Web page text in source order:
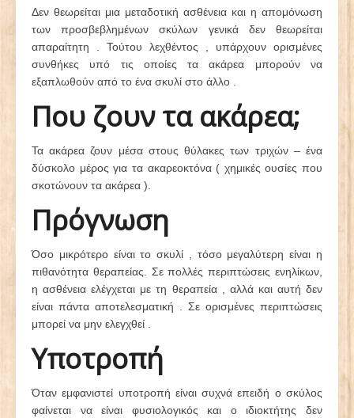
Δεν θεωρείται μια μεταδοτική ασθένεια και η απομόνωση
των προσβεβλημένων σκύλων γενικά δεν θεωρείται
απαραίτητη . Τούτου λεχθέντος , υπάρχουν ορισμένες
συνθήκες υπό τις οποίες τα ακάρεα μπορούν να
εξαπλωθούν από το ένα σκυλί στο άλλο .
Που ζουν τα ακάρεα;
Τα ακάρεα ζουν μέσα στους θύλακες των τριχών – ένα
δύσκολο μέρος για τα ακαρεοκτόνα ( χημικές ουσίες που
σκοτώνουν τα ακάρεα ).
Πρόγνωση
Όσο μικρότερο είναι το σκυλί , τόσο μεγαλύτερη είναι η
πιθανότητα θεραπείας. Σε πολλές περιπτώσεις ενηλίκων,
η ασθένεια ελέγχεται με τη θεραπεία , αλλά και αυτή δεν
είναι πάντα αποτελεσματική . Σε ορισμένες περιπτώσεις
μπορεί να μην ελεγχθεί .
Υποτροπή
Όταν εμφανιστεί υποτροπή είναι συχνά επειδή ο σκύλος
φαίνεται να είναι φυσιολογικός και ο ιδιοκτήτης δεν